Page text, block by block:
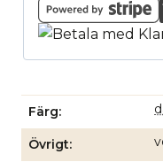
Färg
Övrigt